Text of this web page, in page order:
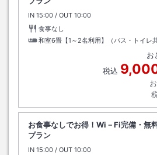
IN チェックイン
15:00 / OUT チェックアウト
10:00
食事なし
和室6畳【1～2名利用】（バス・トイレ共
お
税込
お食事なしでお得！Wi－Fi完備・無
プラン
IN チェックイン
15:00 / OUT チェックアウト
10:00